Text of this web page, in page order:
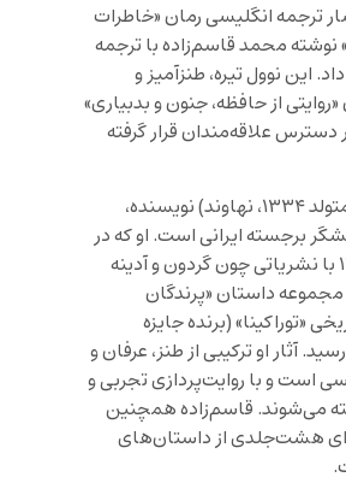
ترجمه انگلیسی رمان «خاطرات
نوشته محمد قاسم‌زاده با ترجمه
این نوول تیره، طنزآمیز و
«روایتی از حافظه، جنون و بدبیاری»
دسترس علاقه‌مندان قرار گرفته
محمد قاسم‌زاده (متولد ۱۳۳۴، نهاوند) نویسنده،
برجسته ایرانی است. او که در
سال‌های دهه ۱۳۶۰ با نشریاتی چون گردون و آدینه
داستان «پرندگان
«توراکینا» (برنده جایزه
آثار او ترکیبی از طنز، عرفان و
است و با روایت‌پردازی تجربی و
می‌شوند. قاسم‌زاده همچنین
هشت‌جلدی از داستان‌های